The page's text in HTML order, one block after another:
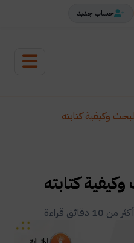
حساب جديد
وكيفية كتابته
كتابته
أكثر من 10 دقائق قراءة